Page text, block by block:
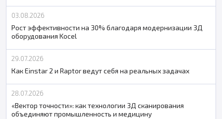
03.08.2026
Рост эффективности на 30% благодаря модернизации 3Д
оборудования Kocel
29.07.2026
Как Einstar 2 и Raptor ведут себя на реальных задачах
28.07.2026
«Вектор точности»: как технологии 3Д сканирования
объединяют промышленность и медицину